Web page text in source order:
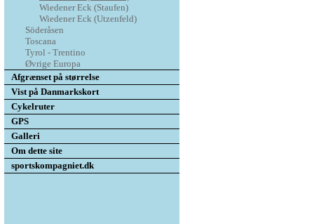
Wiedener Eck (Staufen)
Wiedener Eck (Utzenfeld)
Söderåsen
Toscana
Tyrol - Trentino
Øvrige Europa
Afgrænset på størrelse
Vist på Danmarkskort
Cykelruter
GPS
Galleri
Om dette site
sportskompagniet.dk